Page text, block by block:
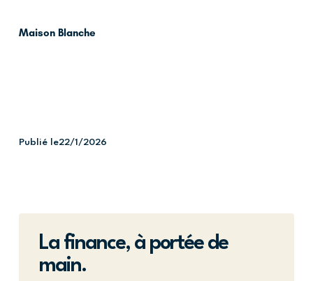
Maison Blanche
Publié le22/1/2026
La finance, à portée de
main.